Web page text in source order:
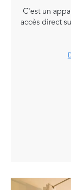
C'est un
accès direct